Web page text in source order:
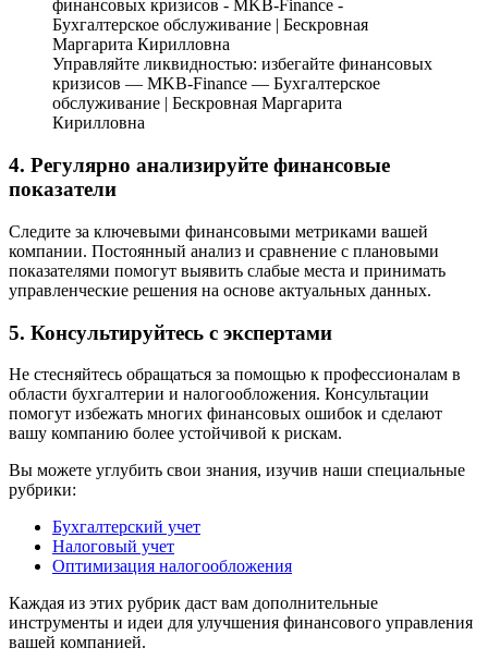
Управляйте ликвидностью: избегайте финансовых
кризисов — MKB-Finance — Бухгалтерское
обслуживание | Бескровная Маргарита
Кирилловна
4. Регулярно анализируйте финансовые
показатели
Следите за ключевыми финансовыми метриками вашей
компании. Постоянный анализ и сравнение с плановыми
показателями помогут выявить слабые места и принимать
управленческие решения на основе актуальных данных.
5. Консультируйтесь с экспертами
Не стесняйтесь обращаться за помощью к профессионалам в
области бухгалтерии и налогообложения. Консультации
помогут избежать многих финансовых ошибок и сделают
вашу компанию более устойчивой к рискам.
Вы можете углубить свои знания, изучив наши специальные
рубрики:
Бухгалтерский учет
Налоговый учет
Оптимизация налогообложения
Каждая из этих рубрик даст вам дополнительные
инструменты и идеи для улучшения финансового управления
вашей компанией.